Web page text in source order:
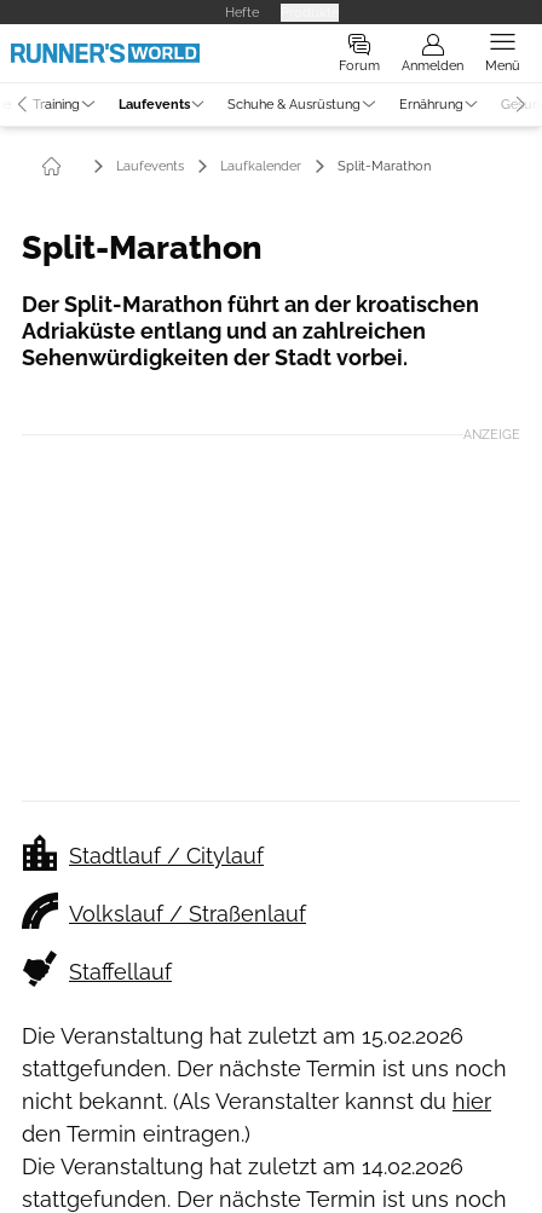
Hefte
Forum Anmelden Menü
Training Laufevents Schuhe & Ausrüstung Ernährung
Laufevents Laufkalender Split-Marathon
Split-Marathon
Der Split-Marathon führt an der kroatischen
Adriaküste entlang und an zahlreichen
Sehenwürdigkeiten der Stadt vorbei.
ANZEIGE
Stadtlauf / Citylauf
Volkslauf / Straßenlauf
Staffellauf
Die Veranstaltung hat zuletzt am 15.02.2026
stattgefunden. Der nächste Termin ist uns noch
nicht bekannt. (Als Veranstalter kannst du hier
den Termin eintragen.)
Die Veranstaltung hat zuletzt am 14.02.2026
stattgefunden. Der nächste Termin ist uns noch